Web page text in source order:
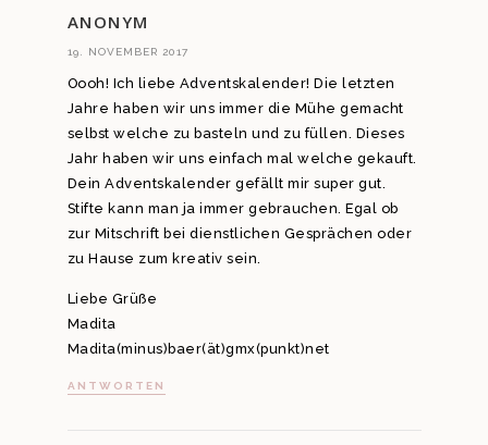
ANONYM
19. NOVEMBER 2017
Oooh! Ich liebe Adventskalender! Die letzten
Jahre haben wir uns immer die Mühe gemacht
selbst welche zu basteln und zu füllen. Dieses
Jahr haben wir uns einfach mal welche gekauft.
Dein Adventskalender gefällt mir super gut.
Stifte kann man ja immer gebrauchen. Egal ob
zur Mitschrift bei dienstlichen Gesprächen oder
zu Hause zum kreativ sein.
Liebe Grüße
Madita
Madita(minus)baer(ät)gmx(punkt)net
ANTWORTEN